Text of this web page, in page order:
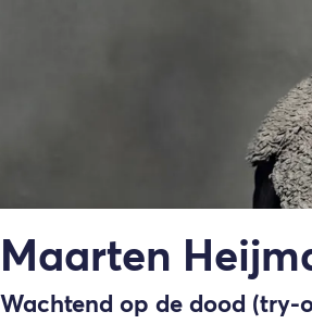
Maarten
Wachtend op de dood (try-